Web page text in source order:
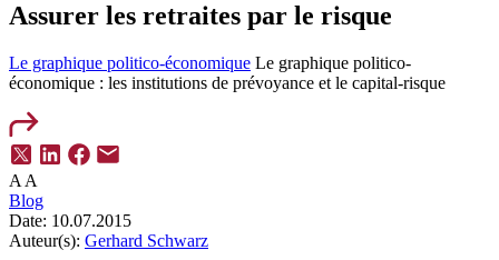
Assurer les retraites par le risque
Le graphique politico-économique Le graphique politico-
économique : les institutions de prévoyance et le capital-risque
A A
Blog
Date: 10.07.2015
Auteur(s): Gerhard Schwarz